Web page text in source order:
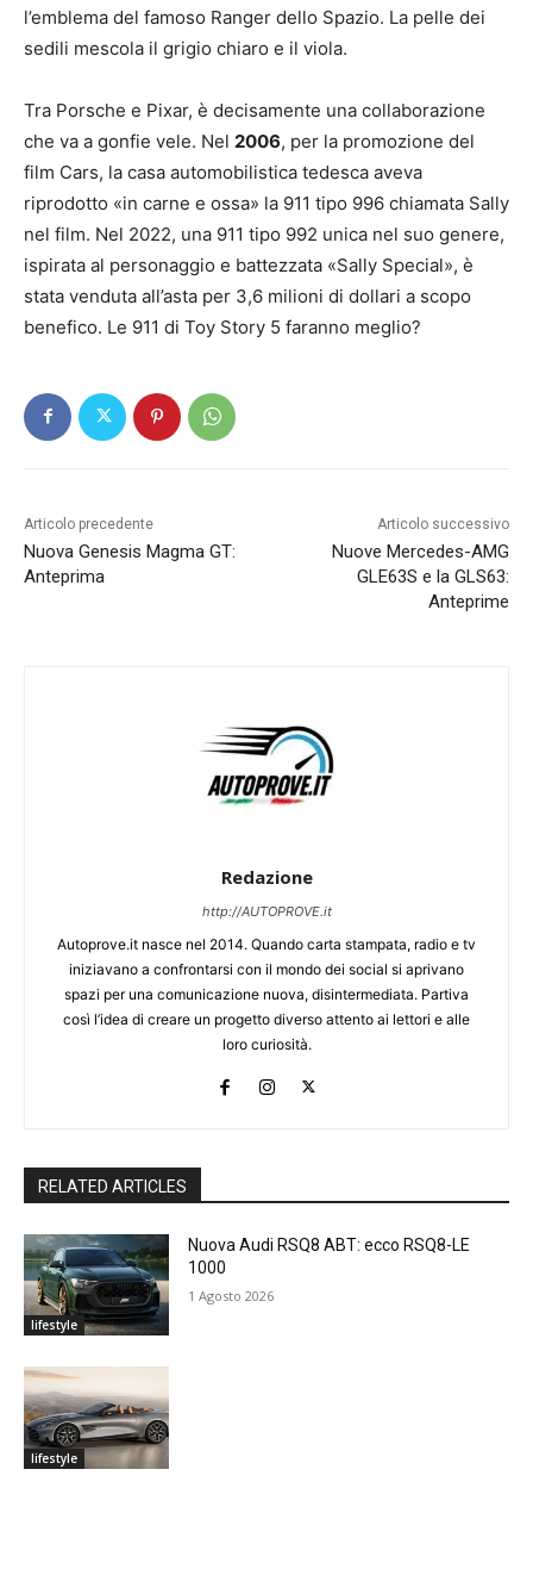
l’emblema del famoso Ranger dello Spazio. La pelle dei
sedili mescola il grigio chiaro e il viola.
Tra Porsche e Pixar, è decisamente una collaborazione
che va a gonfie vele. Nel 2006, per la promozione del
film Cars, la casa automobilistica tedesca aveva
riprodotto «in carne e ossa» la 911 tipo 996 chiamata Sally
nel film. Nel 2022, una 911 tipo 992 unica nel suo genere,
ispirata al personaggio e battezzata «Sally Special», è
stata venduta all’asta per 3,6 milioni di dollari a scopo
benefico. Le 911 di Toy Story 5 faranno meglio?
Articolo precedente
Nuova Genesis Magma GT:
Anteprima
Articolo successivo
Nuove Mercedes-AMG
GLE63S e la GLS63:
Anteprime
Redazione
http://AUTOPROVE.it
Autoprove.it nasce nel 2014. Quando carta stampata, radio e tv
iniziavano a confrontarsi con il mondo dei social si aprivano
spazi per una comunicazione nuova, disintermediata. Partiva
così l’idea di creare un progetto diverso attento ai lettori e alle
loro curiosità.
RELATED ARTICLES
lifestyle
Nuova Audi RSQ8 ABT: ecco RSQ8-LE
1000
1 Agosto 2026
lifestyle